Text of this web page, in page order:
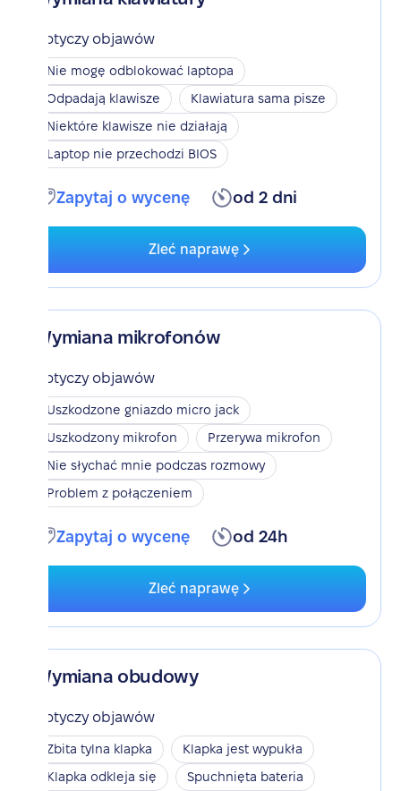
Dotyczy objawów
Nie mogę odblokować laptopa
Odpadają klawisze
Klawiatura sama pisze
Niektóre klawisze nie działają
Laptop nie przechodzi BIOS
Zapytaj o wycenę od 2 dni
Zleć naprawę
Wymiana mikrofonów
Dotyczy objawów
Uszkodzone gniazdo micro jack
Uszkodzony mikrofon
Przerywa mikrofon
Nie słychać mnie podczas rozmowy
Problem z połączeniem
Zapytaj o wycenę od 24h
Zleć naprawę
Wymiana obudowy
Dotyczy objawów
Zbita tylna klapka
Klapka jest wypukła
Klapka odkleja się
Spuchnięta bateria